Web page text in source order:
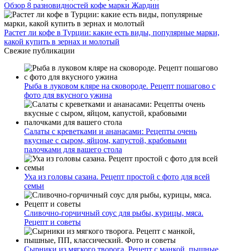
Обзор 8 разновидностей кофе марки Жардин
Растет ли кофе в Турции: какие есть виды, популярные марки,
какой купить в зернах и молотый
Свежие публикации
Рыба в луковом кляре на сковороде. Рецепт пошагово с
фото для вкусного ужина
Салаты с креветками и ананасами: Рецепты очень
вкусные с сыром, яйцом, капустой, крабовыми
палочками для вашего стола
Уха из головы сазана. Рецепт простой с фото для всей
семьи
Сливочно-горчичный соус для рыбы, курицы, мяса.
Рецепт и советы
Сырники из мягкого творога. Рецепт с манкой, пышные,